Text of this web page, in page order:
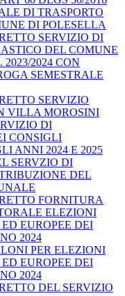
DI TRASPORTO
DI POLESELLA
SERVIZIO DI
DEL COMUNE
2024 CON
SEMESTRALE
SERVIZIO
VILLA MOROSINI
DI
CONSIGLI
ANNI 2024 E 2025
SERVZIO DI
DEL
FORNITURA
ELEZIONI
EUROPEE DEI
2024
PER ELEZIONI
EUROPEE DEI
2024
DEL SERVIZIO